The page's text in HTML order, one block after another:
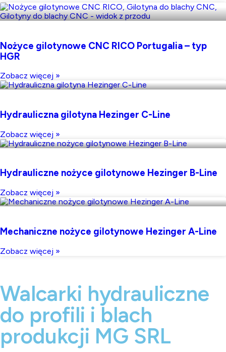
Nożyce gilotynowe CNC RICO Portugalia – typ
HGR
Zobacz więcej »
Hydrauliczna gilotyna Hezinger C-Line
Zobacz więcej »
Hydrauliczne nożyce gilotynowe Hezinger B-Line
Zobacz więcej »
Mechaniczne nożyce gilotynowe Hezinger A-Line
Zobacz więcej »
Walcarki hydrauliczne
do profili i blach
produkcji MG SRL